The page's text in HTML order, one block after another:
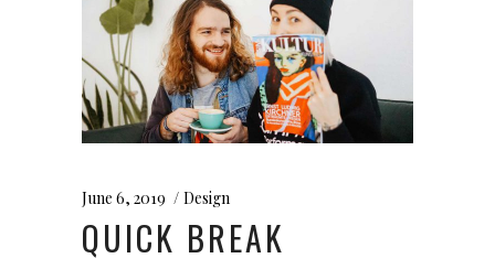
June 6, 2019 Design
QUICK BREAK